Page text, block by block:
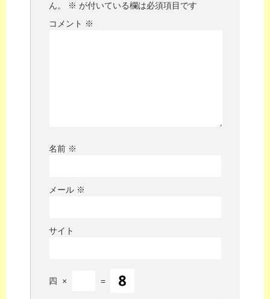
ん。
※ が付いている欄は必須項目です
コメント ※
名前 ※
メール ※
サイト
四 × =